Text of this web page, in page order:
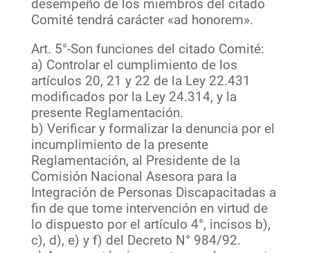
desempeño de los miembros del citado
Comité tendrá carácter «ad honorem».
Art. 5°-Son funciones del citado Comité:
a) Controlar el cumplimiento de los
artículos 20, 21 y 22 de la Ley 22.431
modificados por la Ley 24.314, y la
presente Reglamentación.
b) Verificar y formalizar la denuncia por el
incumplimiento de la presente
Reglamentación, al Presidente de la
Comisión Nacional Asesora para la
Integración de Personas Discapacitadas a
fin de que tome intervención en virtud de
lo dispuesto por el artículo 4°, incisos b),
c), d), e) y f) del Decreto N° 984/92.